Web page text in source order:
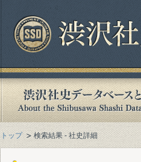
トップ 検索結果 - 社史詳細